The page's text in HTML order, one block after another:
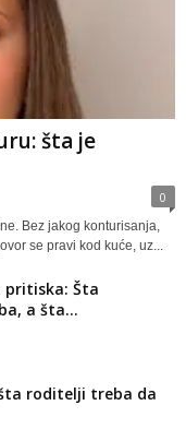
šta je
0
Bez jakog konturisanja,
se pravi kod kuće, uz...
pritiska: Šta
a šta...
roditelji treba da